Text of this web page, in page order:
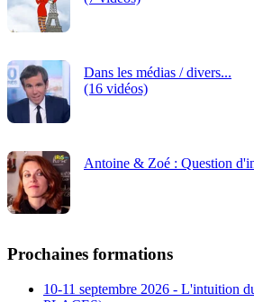
Dans les médias / divers...
(16 vidéos)
Antoine & Zoé : Question
Prochaines formations
10-11 septembre 2026 - L'intuition